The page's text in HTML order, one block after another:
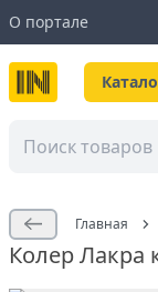
О портале
Главная
Колер Лакра